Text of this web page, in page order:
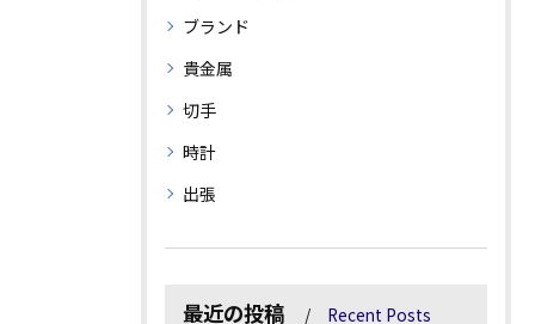
ブランド
貴金属
切手
時計
出張
最近の投稿 Recent Posts